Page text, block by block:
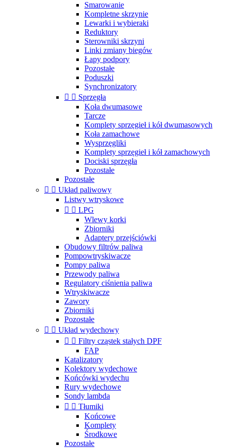
Smarowanie
Kompletne skrzynie
Lewarki i wybieraki
Reduktory
Sterowniki skrzyni
Linki zmiany biegów
Łapy podpory
Pozostałe
Poduszki
Synchronizatory
  Sprzęgła
Koła dwumasowe
Tarcze
Komplety sprzęgieł i kół dwumasowych
Koła zamachowe
Wysprzęgliki
Komplety sprzęgieł i kół zamachowych
Dociski sprzęgła
Pozostałe
Pozostałe
  Układ paliwowy
Listwy wtryskowe
  LPG
Wlewy korki
Zbiorniki
Adaptery przejściówki
Obudowy filtrów paliwa
Pompowtryskiwacze
Pompy paliwa
Przewody paliwa
Regulatory ciśnienia paliwa
Wtryskiwacze
Zawory
Zbiorniki
Pozostałe
  Układ wydechowy
  Filtry cząstek stałych DPF
FAP
Katalizatory
Kolektory wydechowe
Końcówki wydechu
Rury wydechowe
Sondy lambda
  Tłumiki
Końcowe
Komplety
Środkowe
Pozostałe